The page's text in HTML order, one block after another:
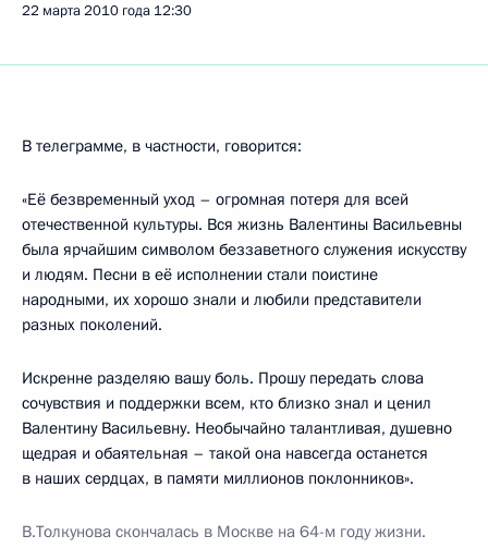
22 марта 2010 года 12:30
В телеграмме, в частности, говорится:
«Её безвременный уход – огромная потеря для всей
отечественной культуры. Вся жизнь Валентины Васильевны
была ярчайшим символом беззаветного служения искусству
и людям. Песни в её исполнении стали поистине
народными, их хорошо знали и любили представители
разных поколений.
Искренне разделяю вашу боль. Прошу передать слова
сочувствия и поддержки всем, кто близко знал и ценил
Валентину Васильевну. Необычайно талантливая, душевно
щедрая и обаятельная – такой она навсегда останется
в наших сердцах, в памяти миллионов поклонников».
В.Толкунова скончалась в Москве на 64-м году жизни.